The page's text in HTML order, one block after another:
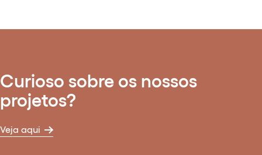
Curioso sobre os nossos
projetos?
Veja aqui